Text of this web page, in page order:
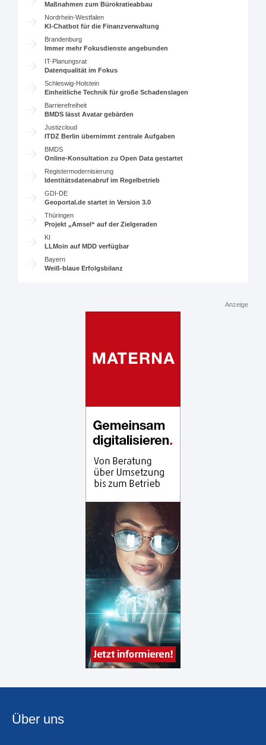
Maßnahmen zum Bürokratieabbau
Nordrhein-Westfalen
KI-Chatbot für die Finanzverwaltung
Brandenburg
Immer mehr Fokusdienste angebunden
IT-Planungsrat
Datenqualität im Fokus
Schleswig-Holstein
Einheitliche Technik für große Schadenslagen
Barrierefreiheit
BMDS lässt Avatar gebärden
Justizcloud
ITDZ Berlin übernimmt zentrale Aufgaben
BMDS
Online-Konsultation zu Open Data gestartet
Registermodernisierung
Identitätsdatenabruf im Regelbetrieb
GDI-DE
Geoportal.de startet in Version 3.0
Thüringen
Projekt „Amsel“ auf der Zielgeraden
KI
LLMoin auf MDD verfügbar
Bayern
Weiß-blaue Erfolgsbilanz
Anzeige
Über uns